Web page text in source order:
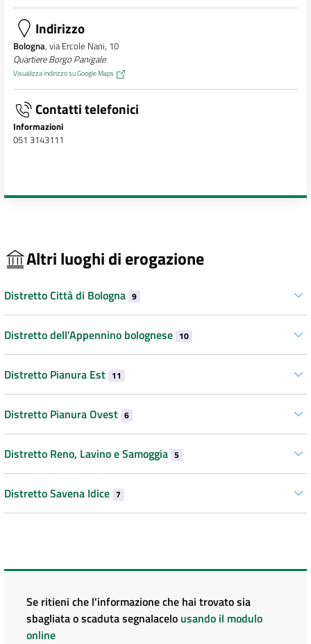
Indirizzo
Bologna, via Ercole Nani, 10
Quartiere Borgo Panigale
Visualizza indirizzo su Google Maps
Contatti telefonici
Informazioni
051 3143111
Altri luoghi di erogazione
Distretto Città di Bologna 9
Distretto dell’Appennino bolognese 10
Distretto Pianura Est 11
Distretto Pianura Ovest 6
Distretto Reno, Lavino e Samoggia 5
Distretto Savena Idice 7
Se ritieni che l'informazione che hai trovato sia
sbagliata o scaduta segnalacelo usando il modulo
online